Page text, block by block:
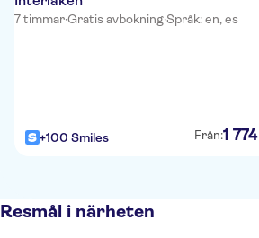
7 timmar·Gratis avbokning·Språk: en, es
+100 Smiles Från:1 774
Resmål i närheten